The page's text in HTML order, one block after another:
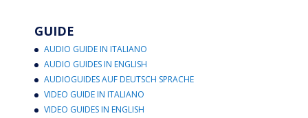
GUIDE
AUDIO GUIDE IN ITALIANO
AUDIO GUIDES IN ENGLISH
AUDIOGUIDES AUF DEUTSCH SPRACHE
VIDEO GUIDE IN ITALIANO
VIDEO GUIDES IN ENGLISH